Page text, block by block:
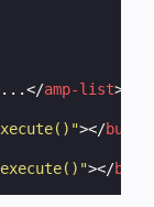
...</amp-list>
></
></